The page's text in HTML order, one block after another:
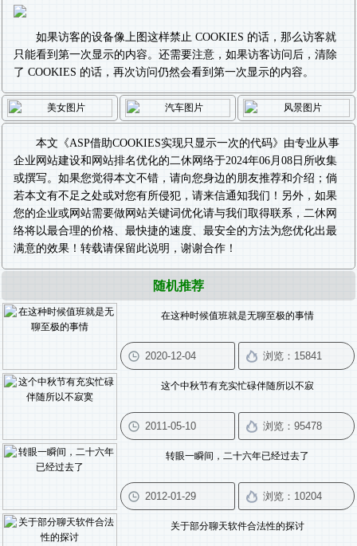
如果访客的设备像上图这样禁止 COOKIES 的话，那么访客就
只能看到第一次显示的内容。还需要注意，如果访客访问后，清除
了 COOKIES 的话，再次访问仍然会看到第一次显示的内容。
本文《ASP借助COOKIES实现只显示一次的代码》由专业从事
企业网站建设和 网站排名优化的二休网络于2024年06月08日所收集
或撰写。如果您觉得本文不错，请向您身边的朋友推荐和介绍；倘
若本文有不足之处或对您有所侵犯，请来信通知我们！另外，如果
您的企业或网站需要做网站关键词优化请与我们取得联系，二休网
络将以最合理的价格、最快捷的速度、最安全的方法为您优化出最
满意的效果！转载请保留此说明，谢谢合作！
随机推荐
在这种时候值班就是无聊至极的事情
这个中秋节有充实忙碌伴随所以不寂
转眼一瞬间，二十六年已经过去了
关于部分聊天软件合法性的探讨